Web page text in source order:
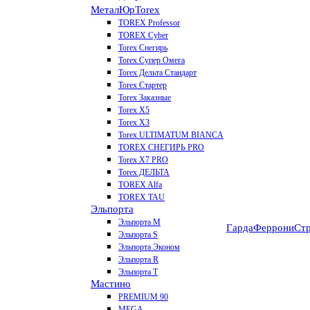
МеталЮрTorex
TOREX Professor
TOREX Cyber
Torex Снегирь
Torex Супер Омега
Torex Дельта Стандарт
Torex Стартер
Torex Заказные
Torex Х5
Torex Х3
Torex ULTIMATUM BIANCA
TOREX СНЕГИРЬ PRO
Torex X7 PRO
Torex ДЕЛЬТА
TOREX Alfa
TOREX TAU
Эльпорта
Эльпорта M
Эльпорта S
Эльпорта Эконом
Эльпорта R
Эльпорта Т
Мастино
PREMIUM 90
ГардаФеррони